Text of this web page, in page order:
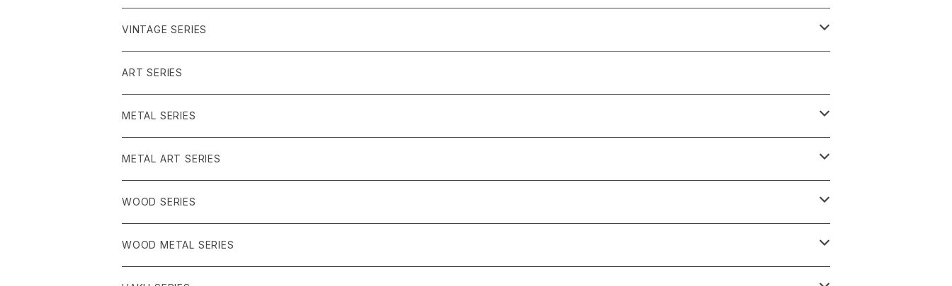
パープル系
グリーン系
うみのいきもの
イエロー系
ピンク系
VINTAGE SERIES
レッド系
グリーン系
ピンク系
イエロー系
ART SERIES
METAL SERIES
クリア系
ブラック系
ピンク系
METAL ART SERIES
ブルー系
パープル系
WOOD SERIES
クリア系
WOOD METAL SERIES